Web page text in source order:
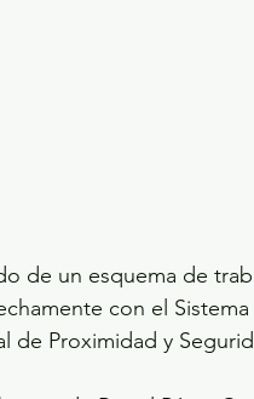
de un esquema de
con el
de Proximidad y